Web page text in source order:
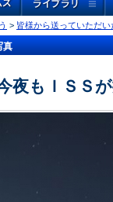
> 皆様から送っていただい
真
夜もＩＳＳ